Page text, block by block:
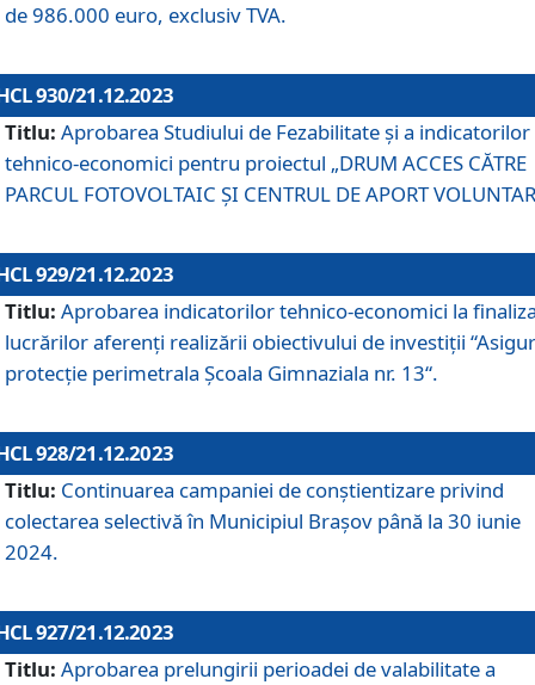
de 986.000 euro, exclusiv TVA.
930/21.12.2023
Titlu: Aprobarea Studiului de Fezabilitate și a indicatorilor
tehnico-economici pentru proiectul „DRUM ACCES CĂTRE
PARCUL FOTOVOLTAIC ȘI CENTRUL DE APORT
929/21.12.2023
Titlu: Aprobarea indicatorilor tehnico-economici la
lucrărilor aferenți realizării obiectivului de investiții
protecție perimetrala Școala Gimnaziala nr. 13“.
928/21.12.2023
Titlu: Continuarea campaniei de conștientizare privind
colectarea selectivă în Municipiul Braşov până la 30 iunie
2024.
927/21.12.2023
Titlu: Aprobarea prelungirii perioadei de valabilitate a